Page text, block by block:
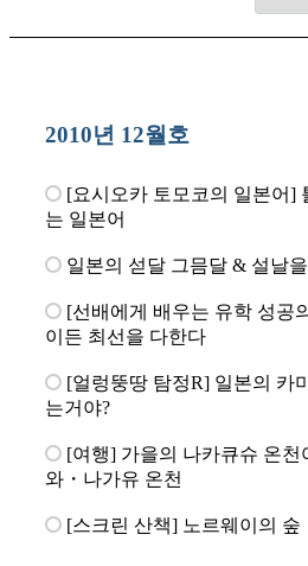
2010년 12월호
[요시오카 토모코의 일본어]
는 일본어
일본의 섣달 그믐달 & 설날
[선배에게 배우는 유학 성공
이든 최선을 다한다
[얼렁뚱땅 탐정R] 일본의 카
는거야?
[여행] 가을의 나카큐슈 온
와・나가유 온천
[스크린 산책] 노르웨이의 숲